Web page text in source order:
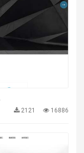
2121 16886